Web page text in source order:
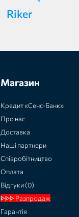
Riker
Магазин
Кредит «Сенс-Банк»
Про нас
Доставка
Наші партнери
Співробітництво
Оплата
Відгуки (0)
ᐈᐈᐈ Разпродаж
Гарантія